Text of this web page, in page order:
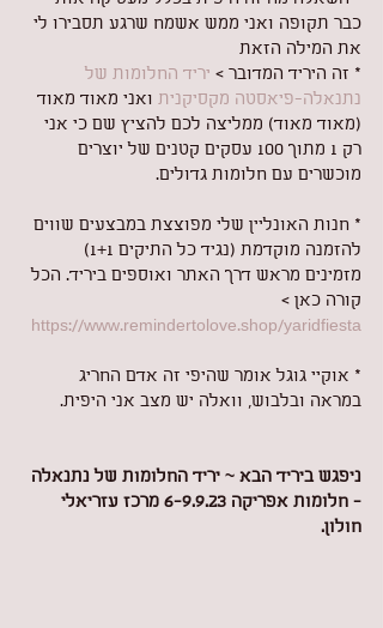
כבר תקופה ואני ממש אשמח שרגע תסבירו לי
את המילה הזאת
* זה היריד המדובר > יריד החלומות של
נתנאלה-פיאסטה מקסיקנית ואני מאוד מאוד
(מאוד מאוד) ממליצה לכם להציץ שם כי אני
רק 1 מתוך 100 עסקים קטנים של יוצרים
מוכשרים עם חלומות גדולים.
* חנות האונליין שלי מפוצצת במבצעים שווים
להזמנה מוקדמת (נגיד כל התיקים 1+1)
מזמינים מראש דרך האתר ואוספים ביריד. הכל
קורה כאן >
https://www.remindertolove.shop/yaridfiesta
* אוקיי גוגל אומר שהיפי זה אדם החריג
במראה ובלבוש, וואלה יש מצב אני היפית.
ניפגש ביריד הבא ~ יריד החלומות של נתנאלה
- חלומות אפריקה 6-9.9.23 מרכז עזריאלי
חולון.